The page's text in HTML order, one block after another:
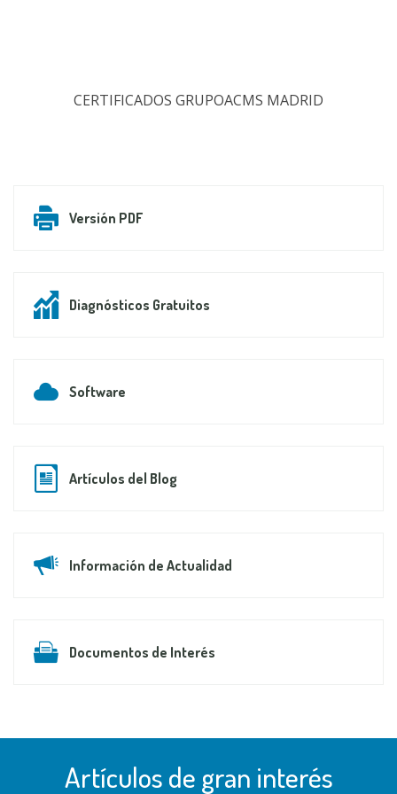
CERTIFICADOS GRUPOACMS MADRID
Versión PDF
Diagnósticos Gratuitos
Software
Artículos del Blog
Información de Actualidad
Documentos de Interés
Artículos de gran interés